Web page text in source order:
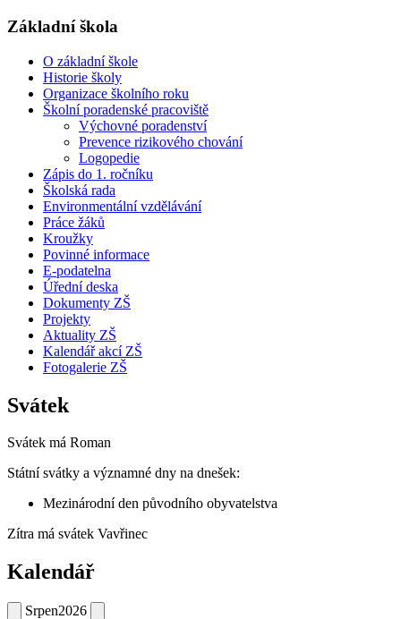
Základní škola
O základní škole
Historie školy
Organizace školního roku
Školní poradenské pracoviště
Výchovné poradenství
Prevence rizikového chování
Logopedie
Zápis do 1. ročníku
Školská rada
Environmentální vzdělávání
Práce žáků
Kroužky
Povinné informace
E-podatelna
Úřední deska
Dokumenty ZŠ
Projekty
Aktuality ZŠ
Kalendář akcí ZŠ
Fotogalerie ZŠ
Svátek
Svátek má Roman
Státní svátky a významné dny na dnešek:
Mezinárodní den původního obyvatelstva
Zítra má svátek Vavřinec
Kalendář
Srpen2026